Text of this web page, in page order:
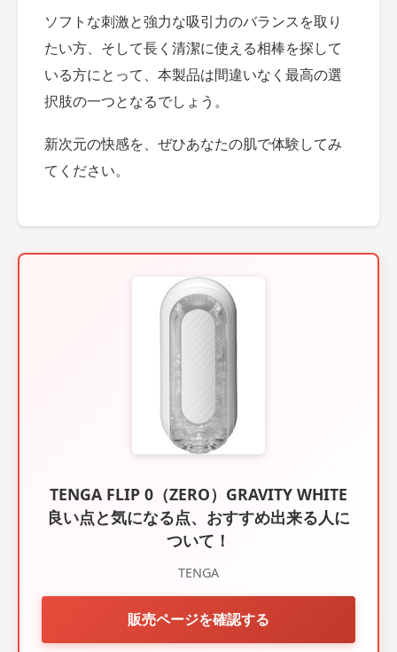
ソフトな刺激と強力な吸引力のバランスを取り
たい方、そして長く清潔に使える相棒を探して
いる方にとって、本製品は間違いなく最高の選
択肢の一つとなるでしょう。
新次元の快感を、ぜひあなたの肌で体験してみ
てください。
TENGA FLIP 0（ZERO）GRAVITY WHITE
良い点と気になる点、おすすめ出来る人に
ついて！
TENGA
販売ページを確認する